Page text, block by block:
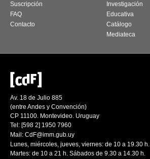
Suscripción
FAQ
Contacto
Investigación
Educativa
Catálogo
Mediateca
Av. 18 de Julio 885
(entre Andes y Convención)
CP 11100. Montevideo. Uruguay
Tel: [598 2] 1950 7960
Mail: CdF@imm.gub.uy
Lunes, miércoles, jueves, viernes: de 10 a 19.30 h.
Martes: de 10 a 21 h. Sábados de 9.30 a 14.30 h.